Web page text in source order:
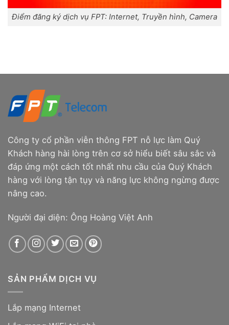
Điểm đăng ký dịch vụ FPT: Internet, Truyền hình, Camera
Công ty cổ phần viễn thông FPT nỗ lực làm Quý
Khách hàng hài lòng trên cơ sở hiểu biết sâu sắc và
đáp ứng một cách tốt nhất nhu cầu của Quý Khách
hàng với lòng tận tụy và năng lực không ngừng được
nâng cao.
Người đại diện: Ông Hoàng Việt Anh
SẢN PHẨM DỊCH VỤ
Lắp mạng Internet